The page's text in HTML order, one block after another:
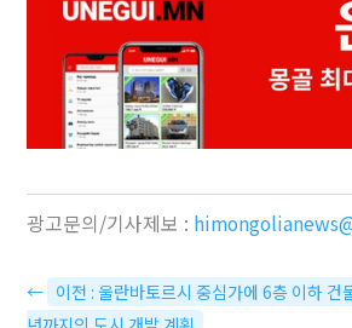
광고문의/기사제보 :
← 이전 : 울란바토르시 중심가에 6층 이하 건